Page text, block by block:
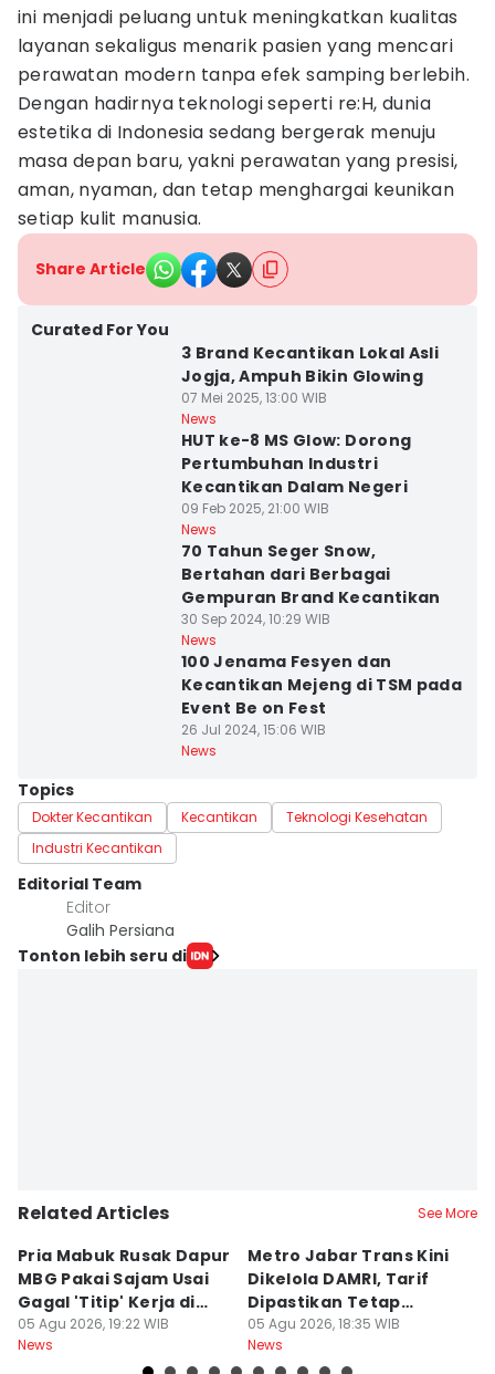
ini menjadi peluang untuk meningkatkan kualitas
layanan sekaligus menarik pasien yang mencari
perawatan modern tanpa efek samping berlebih.
Dengan hadirnya teknologi seperti re:H, dunia
estetika di Indonesia sedang bergerak menuju
masa depan baru, yakni perawatan yang presisi,
aman, nyaman, dan tetap menghargai keunikan
setiap kulit manusia.
Share Article
Curated For You
3 Brand Kecantikan Lokal Asli
Jogja, Ampuh Bikin Glowing
07 Mei 2025, 13:00 WIB
News
HUT ke-8 MS Glow: Dorong
Pertumbuhan Industri
Kecantikan Dalam Negeri
09 Feb 2025, 21:00 WIB
News
70 Tahun Seger Snow,
Bertahan dari Berbagai
Gempuran Brand Kecantikan
30 Sep 2024, 10:29 WIB
News
100 Jenama Fesyen dan
Kecantikan Mejeng di TSM pada
Event Be on Fest
26 Jul 2024, 15:06 WIB
News
Topics
Dokter Kecantikan Kecantikan
Teknologi Kesehatan
Industri Kecantikan
Editorial Team
Editor
Galih Persiana
Tonton lebih seru di
Related Articles See More
Pria Mabuk Rusak Dapur
MBG Pakai Sajam Usai
Gagal 'Titip' Kerja di
Sukabumi
05 Agu 2026, 19:22 WIB
News
Metro Jabar Trans Kini
Dikelola DAMRI, Tarif
Dipastikan Tetap
Rp4.900
05 Agu 2026, 18:35 WIB
News